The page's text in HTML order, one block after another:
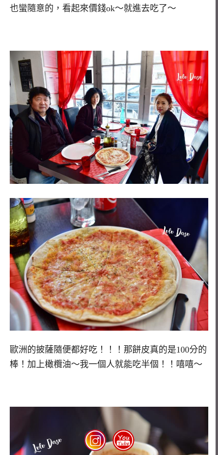
也蠻隨意的，看起來價錢ok～就進去吃了～
歐洲的披薩隨便都好吃！！！那餅皮真的是100分的
棒！加上橄欖油～我一個人就能吃半個！！嘻嘻～